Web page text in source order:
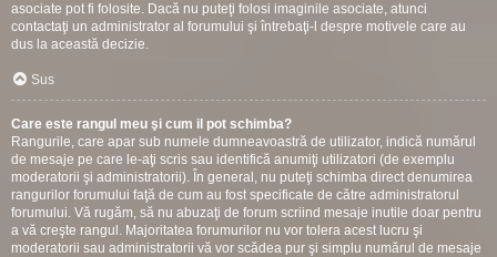
asociate pot fi folosite. Dacă nu puteţi folosi imaginile asociate, atunci
contactaţi un administrator al forumului şi întrebaţi-l despre motivele care au
dus la această decizie.
Sus
Care este rangul meu şi cum il pot schimba?
Rangurile, care apar sub numele dumneavoastră de utilizator, indică numărul
de mesaje pe care le-aţi scris sau identifică anumiţi utilizatori (de exemplu
moderatorii şi administratorii). În general, nu puteţi schimba direct denumirea
rangurilor forumului faţă de cum au fost specificate de către administratorul
forumului. Vă rugăm, să nu abuzaţi de forum scriind mesaje inutile doar pentru
a vă creşte rangul. Majoritatea forumurilor nu vor tolera acest lucru şi
moderatorii sau administratorii vă vor scădea pur şi simplu numărul de mesaje